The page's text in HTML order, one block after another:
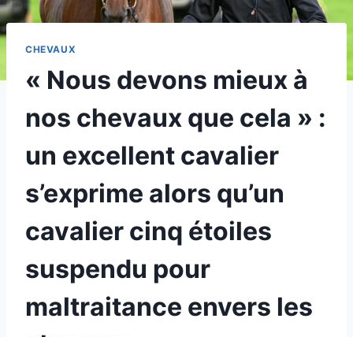
CHEVAUX
« Nous devons mieux à
nos chevaux que cela » :
un excellent cavalier
s’exprime alors qu’un
cavalier cinq étoiles
suspendu pour
maltraitance envers les